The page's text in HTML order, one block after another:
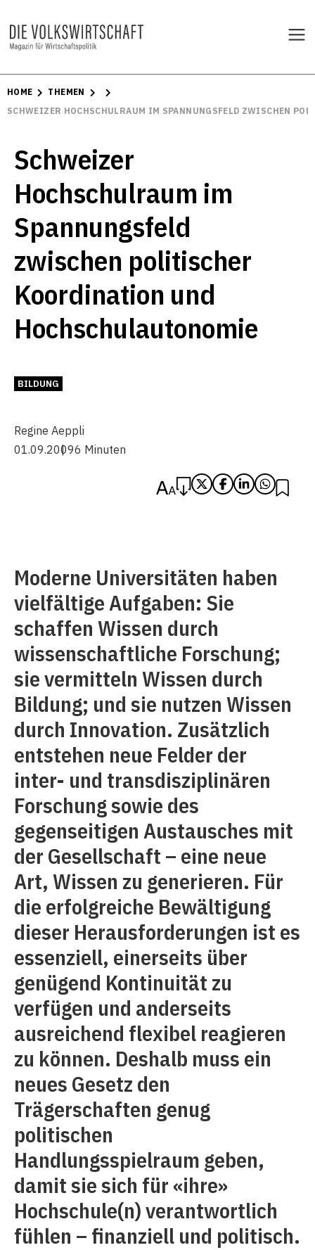
HOME
THEMEN
SCHWEIZER HOCHSCHULRAUM IM SPANNUNGSFELD ZWISCHEN
Schweizer
Hochschulraum im
Spannungsfeld
zwischen politischer
Koordination und
Hochschulautonomie
BILDUNG
Regine Aeppli
01.09.20096 Minuten
Moderne Universitäten haben
vielfältige Aufgaben: Sie
schaffen Wissen durch
wissenschaftliche Forschung;
sie vermitteln Wissen durch
Bildung; und sie nutzen Wissen
durch Innovation. Zusätzlich
entstehen neue Felder der
inter- und transdisziplinären
Forschung sowie des
gegenseitigen Austausches mit
der Gesellschaft – eine neue
Art, Wissen zu generieren. Für
die erfolgreiche Bewältigung
dieser Herausforderungen ist es
essenziell, einerseits über
genügend Kontinuität zu
verfügen und anderseits
ausreichend flexibel reagieren
zu können. Deshalb muss ein
neues Gesetz den
Trägerschaften genug
politischen
Handlungsspielraum geben,
damit sie sich für «ihre»
Hochschule(n) verantwortlich
fühlen – finanziell und politisch.